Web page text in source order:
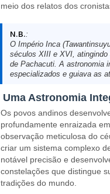
meio dos relatos dos
N.B.:
O Império Inca
séculos XIII e XVI, atingindo
de Pachacuti. A astronomia
especializados e guiava as
Uma Astronomia
Os povos andinos
profundamente enraizada
observação meticulosa do
criar um sistema complexo
notável precisão e
constelações que distingue
tradições do mundo.